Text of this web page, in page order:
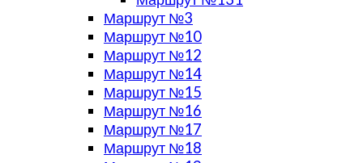
Маршрут №3
Маршрут №10
Маршрут №12
Маршрут №14
Маршрут №15
Маршрут №16
Маршрут №17
Маршрут №18